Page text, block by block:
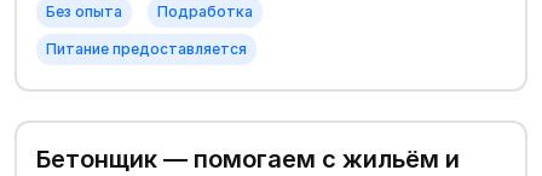
Без опыта Подработка
Питание предоставляется
Бетонщик — помогаем с жильём и